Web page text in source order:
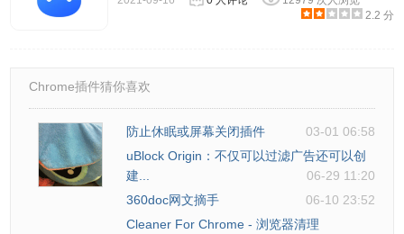
2.2 分
Chrome插件猜你喜欢
防止休眠或屏幕关闭插件
03-01 06:58
uBlock Origin：不仅可以过滤广告还可以创
建...
06-29 11:20
360doc网文摘手
06-10 23:52
Cleaner For Chrome - 浏览器清理